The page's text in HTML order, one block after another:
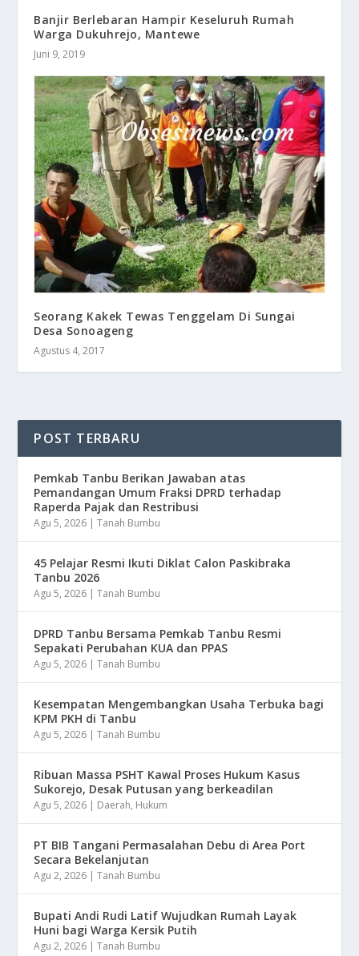
Banjir Berlebaran Hampir Keseluruh Rumah
Warga Dukuhrejo, Mantewe
Juni 9, 2019
Seorang Kakek Tewas Tenggelam Di Sungai
Desa Sonoageng
Agustus 4, 2017
POST TERBARU
Pemkab Tanbu Berikan Jawaban atas
Pemandangan Umum Fraksi DPRD terhadap
Raperda Pajak dan Restribusi
Agu 5, 2026 |Tanah Bumbu
45 Pelajar Resmi Ikuti Diklat Calon Paskibraka
Tanbu 2026
Agu 5, 2026 |Tanah Bumbu
DPRD Tanbu Bersama Pemkab Tanbu Resmi
Sepakati Perubahan KUA dan PPAS
Agu 5, 2026 |Tanah Bumbu
Kesempatan Mengembangkan Usaha Terbuka bagi
KPM PKH di Tanbu
Agu 5, 2026 |Tanah Bumbu
Ribuan Massa PSHT Kawal Proses Hukum Kasus
Sukorejo, Desak Putusan yang berkeadilan
Agu 5, 2026 | Daerah, Hukum
PT BIB Tangani Permasalahan Debu di Area Port
Secara Bekelanjutan
Agu 2, 2026 |Tanah Bumbu
Bupati Andi Rudi Latif Wujudkan Rumah Layak
Huni bagi Warga Kersik Putih
Agu 2, 2026 |Tanah Bumbu